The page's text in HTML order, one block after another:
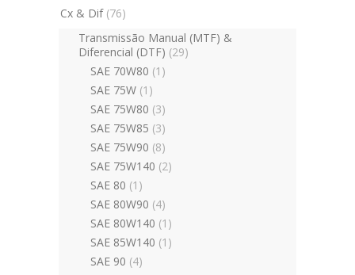
Cx & Dif (76)
Transmissão Manual (MTF) &
Diferencial (DTF) (29)
SAE 70W80 (1)
SAE 75W (1)
SAE 75W80 (3)
SAE 75W85 (3)
SAE 75W90 (8)
SAE 75W140 (2)
SAE 80 (1)
SAE 80W90 (4)
SAE 80W140 (1)
SAE 85W140 (1)
SAE 90 (4)